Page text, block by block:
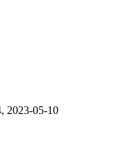
2023-05-10